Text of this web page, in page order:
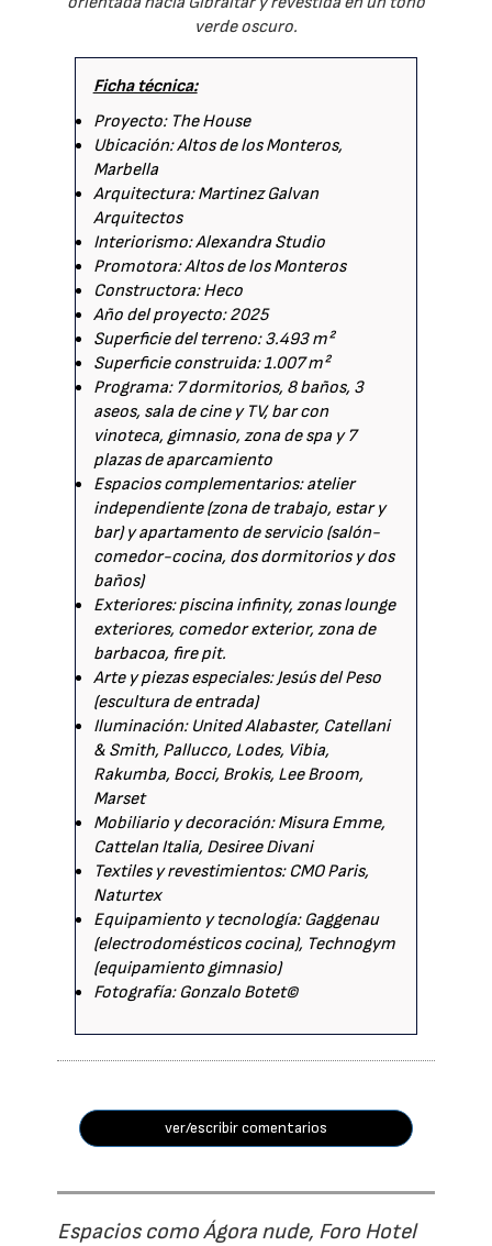
verde oscuro.
Ficha técnica:
Proyecto: The House
Ubicación: Altos de los Monteros,
Marbella
Arquitectura: Martinez Galvan
Arquitectos
Interiorismo: Alexandra Studio
Promotora: Altos de los Monteros
Constructora: Heco
Año del proyecto: 2025
Superficie del terreno: 3.493 m²
Superficie construida: 1.007 m²
Programa: 7 dormitorios, 8 baños, 3
aseos, sala de cine y TV, bar con
vinoteca, gimnasio, zona de spa y 7
plazas de aparcamiento
Espacios complementarios: atelier
independiente (zona de trabajo, estar y
bar) y apartamento de servicio (salón-
comedor-cocina, dos dormitorios y dos
baños)
Exteriores: piscina infinity, zonas lounge
exteriores, comedor exterior, zona de
barbacoa, fire pit.
Arte y piezas especiales: Jesús del Peso
(escultura de entrada)
Iluminación: United Alabaster, Catellani
& Smith, Pallucco, Lodes, Vibia,
Rakumba, Bocci, Brokis, Lee Broom,
Marset
Mobiliario y decoración: Misura Emme,
Cattelan Italia, Desiree Divani
Textiles y revestimientos: CMO Paris,
Naturtex
Equipamiento y tecnología: Gaggenau
(electrodomésticos cocina), Technogym
(equipamiento gimnasio)
Fotografía: Gonzalo Botet©
ver/escribir comentarios
Espacios como Ágora nude, Foro Hotel